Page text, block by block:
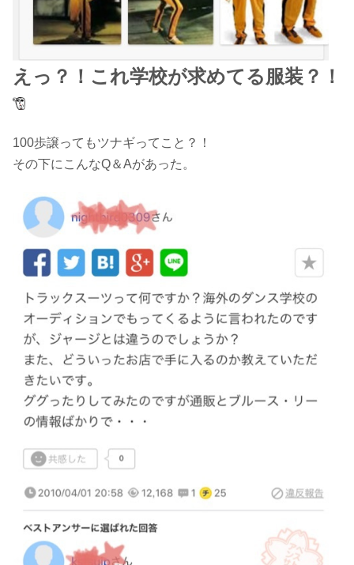
えっ？！ これ学校が求めてる服装？！
100歩譲ってもツナギってこと？！
その下にこんなQ＆Aがあった。